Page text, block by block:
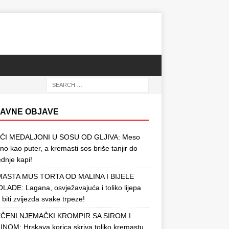
OBJAVE
MEDALJONI U SOSU OD GLJIVA: Meso
kao puter, a kremasti sos briše tanjir do
kapi!
MUS TORTA OD MALINA I BIJELE
Lagana, osvježavajuća i toliko lijepa
biti zvijezda svake trpeze!
NJEMAČKI KROMPIR SA SIROM I
Hrskava korica skriva toliko kremastu